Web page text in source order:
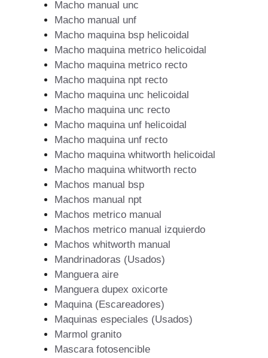
Macho manual unc
Macho manual unf
Macho maquina bsp helicoidal
Macho maquina metrico helicoidal
Macho maquina metrico recto
Macho maquina npt recto
Macho maquina unc helicoidal
Macho maquina unc recto
Macho maquina unf helicoidal
Macho maquina unf recto
Macho maquina whitworth helicoidal
Macho maquina whitworth recto
Machos manual bsp
Machos manual npt
Machos metrico manual
Machos metrico manual izquierdo
Machos whitworth manual
Mandrinadoras (Usados)
Manguera aire
Manguera dupex oxicorte
Maquina (Escareadores)
Maquinas especiales (Usados)
Marmol granito
Mascara fotosencible